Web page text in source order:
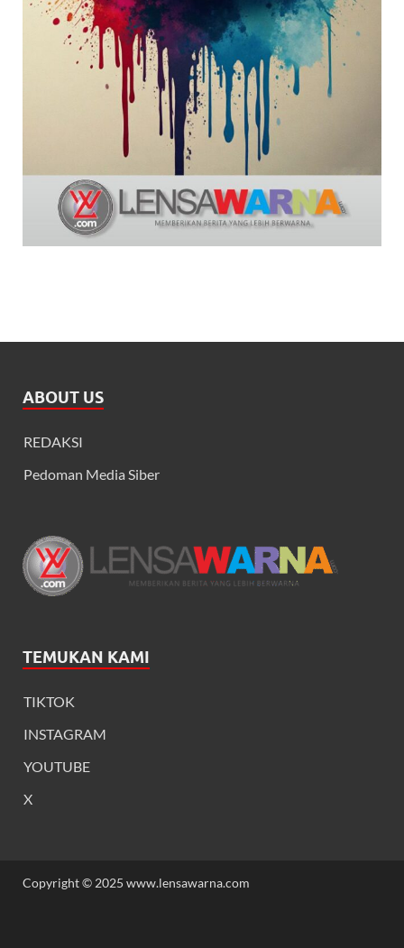
ABOUT US
REDAKSI
Pedoman Media Siber
TEMUKAN KAMI
TIKTOK
INSTAGRAM
YOUTUBE
X
Copyright © 2025 www.lensawarna.com